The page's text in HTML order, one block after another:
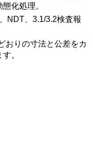
化処理。
NDT、3.1/3.2検査報
おりの寸法と公差をカ
。